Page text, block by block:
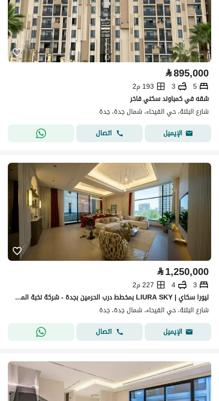
⃁895,000
5
3
193 م2
شقه في كمباوند سكني فاخر
شارع البثنة، حي الفيحاء، شمال جدة، جدة
الإيميل
اتصال
⃁1,250,000
3
4
227 م2
ليورا سكاي | LIURA SKY بمخطط درب الحرمين بجدة - شركة نخبة المباني للتطوير العقاري
شارع البثنة، حي الفيحاء، شمال جدة، جدة
الإيميل
اتصال